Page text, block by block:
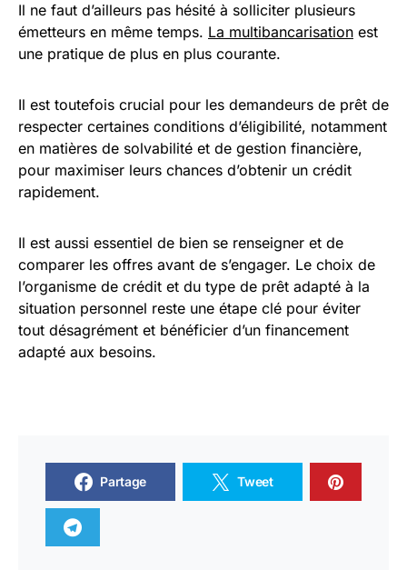
Il ne faut d’ailleurs pas hésité à solliciter plusieurs
émetteurs en même temps. La multibancarisation est
une pratique de plus en plus courante.
Il est toutefois crucial pour les demandeurs de prêt de
respecter certaines conditions d’éligibilité, notamment
en matières de solvabilité et de gestion financière,
pour maximiser leurs chances d’obtenir un crédit
rapidement.
Il est aussi essentiel de bien se renseigner et de
comparer les offres avant de s’engager. Le choix de
l’organisme de crédit et du type de prêt adapté à la
situation personnel reste une étape clé pour éviter
tout désagrément et bénéficier d’un financement
adapté aux besoins.
Partage Tweet